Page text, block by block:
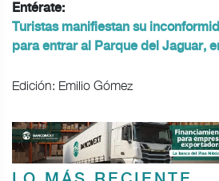
Entérate:
Turistas manifiestan su
para entrar al Parque del Jaguar,
Edición: Emilio Gómez